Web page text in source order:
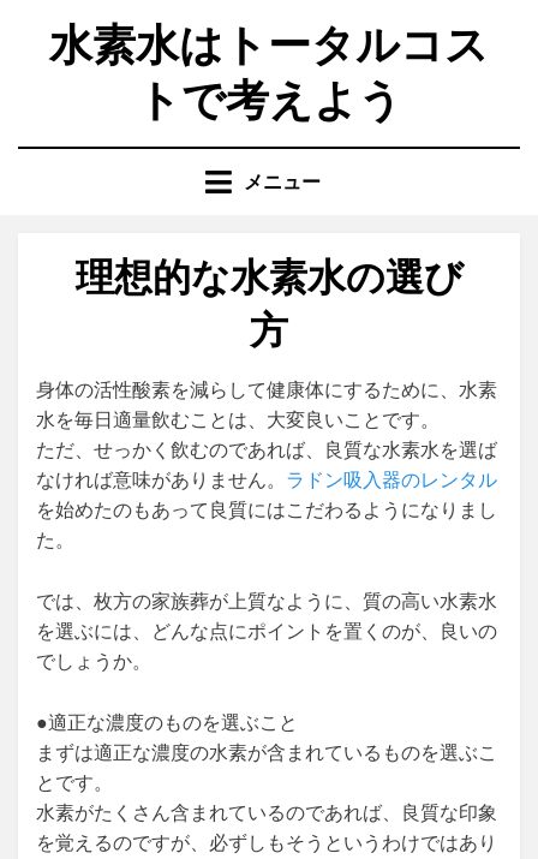
水素水はトータルコス
トで考えよう
メニュー
理想的な水素水の選び
方
身体の活性酸素を減らして健康体にするために、水素
水を毎日適量飲むことは、大変良いことです。
ただ、せっかく飲むのであれば、良質な水素水を選ば
なければ意味がありません。 ラドン吸入器のレンタル
を始めたのもあって良質にはこだわるようになりまし
た。
では、枚方の家族葬が上質なように、質の高い水素水
を選ぶには、どんな点にポイントを置くのが、良いの
でしょうか。
●適正な濃度のものを選ぶこと
まずは適正な濃度の水素が含まれているものを選ぶこ
とです。
水素がたくさん含まれているのであれば、良質な印象
を覚えるのですが、必ずしもそうというわけではあり